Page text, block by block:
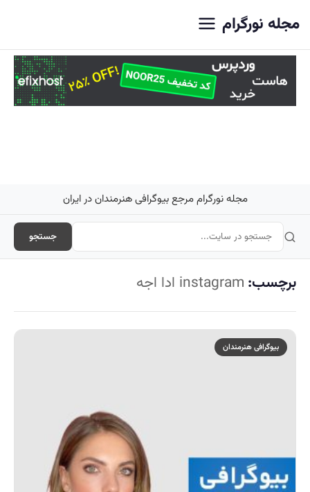
مجله نورگرام
مجله نورگرام مرجع بیوگرافی هنرمندان در ایران
جستجو
برچسب: instagram ادا اجه
بیوگرافی هنرمندان